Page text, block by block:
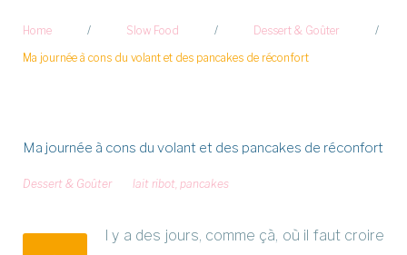
Home / Slow Food / Dessert & Goûter
/
Ma journée à cons du volant et des pancakes de réconfort
Ma journée à cons du volant et des pancakes de réconfort
Dessert & Goûter lait ribot, pancakes
l y a des jours, comme çà, où il faut croire